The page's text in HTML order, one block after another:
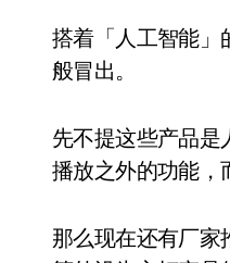
搭着「人工智能」
般冒出。
先不提这些产品是
播放之外的功能，
那么现在还有厂家